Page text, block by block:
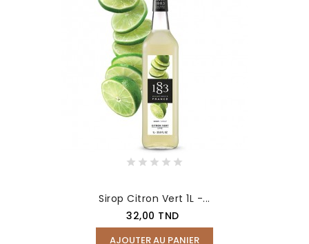
Sirop Citron Vert 1L -...
Prix
32,00 TND
AJOUTER AU PANIER